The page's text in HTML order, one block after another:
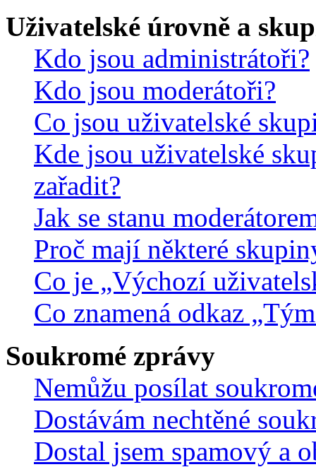
Uživatelské úrovně a
Kdo jsou administrátoři?
Kdo jsou moderátoři?
Co jsou uživatelské
Kde jsou uživatelské
zařadit?
Jak se stanu
Proč mají některé
Co je „Výchozí
Co znamená odkaz
Soukromé zprávy
Nemůžu posílat
Dostávám nechtěné
Dostal jsem spamový a